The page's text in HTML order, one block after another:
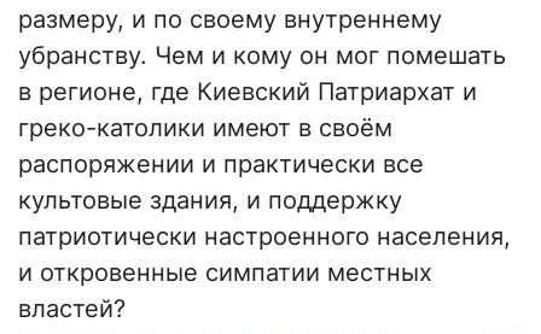
размеру, и по своему внутреннему
убранству. Чем и кому он мог помешать
в регионе, где Киевский Патриархат и
греко-католики имеют в своём
распоряжении и практически все
культовые здания, и поддержку
патриотически настроенного населения,
и откровенные симпатии местных
властей?